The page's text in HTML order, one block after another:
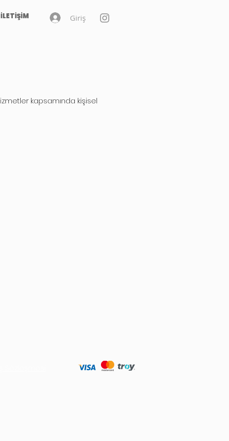
İLETİŞİM Giriş
kapsamında kişisel